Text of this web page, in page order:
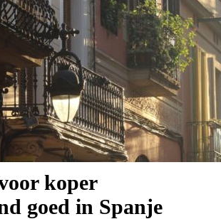
koper
goed in Spanje